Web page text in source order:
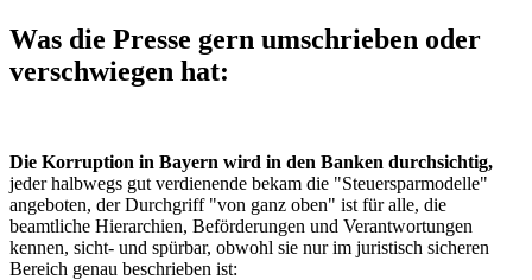
Was die Presse gern umschrieben oder
verschwiegen hat:
Die Korruption in Bayern wird in den Banken durchsichtig,
jeder halbwegs gut verdienende bekam die "Steuersparmodelle"
angeboten, der Durchgriff "von ganz oben" ist für alle, die
beamtliche Hierarchien, Beförderungen und Verantwortungen
kennen, sicht- und spürbar, obwohl sie nur im juristisch sicheren
Bereich genau beschrieben ist: